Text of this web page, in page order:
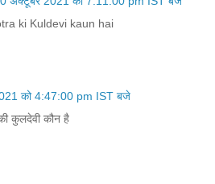
ki Kuldevi kaun hai
को 4:47:00 pm IST बजे
कुलदेवी कौन है